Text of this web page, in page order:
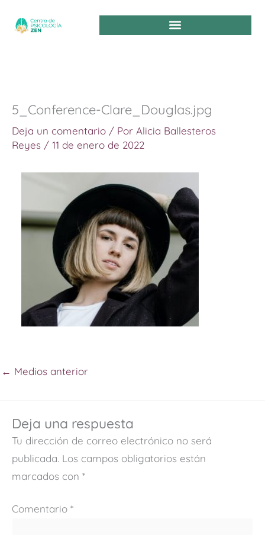
5_Conference-Clare_Douglas.jpg
Deja un comentario / Por Alicia Ballesteros
Reyes / 11 de enero de 2022
← Medios anterior
Deja una respuesta
Tu dirección de correo electrónico no será
publicada. Los campos obligatorios están
marcados con *
Comentario *